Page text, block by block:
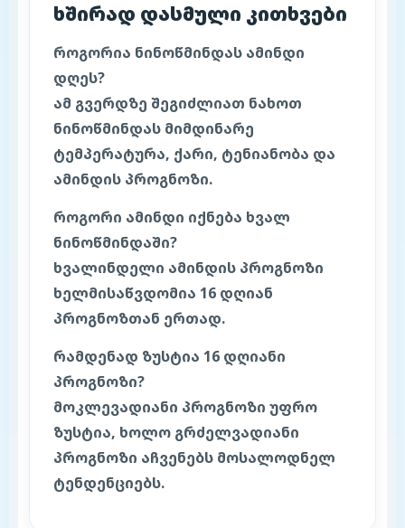
ხშირად დასმული კითხვები
როგორია ნინოწმინდას ამინდი
დღეს?
ამ გვერდზე შეგიძლიათ ნახოთ
ნინოწმინდას მიმდინარე
ტემპერატურა, ქარი, ტენიანობა და
ამინდის პროგნოზი.
როგორი ამინდი იქნება ხვალ
ნინოწმინდაში?
ხვალინდელი ამინდის პროგნოზი
ხელმისაწვდომია 16 დღიან
პროგნოზთან ერთად.
რამდენად ზუსტია 16 დღიანი
პროგნოზი?
მოკლევადიანი პროგნოზი უფრო
ზუსტია, ხოლო გრძელვადიანი
პროგნოზი აჩვენებს მოსალოდნელ
ტენდენციებს.